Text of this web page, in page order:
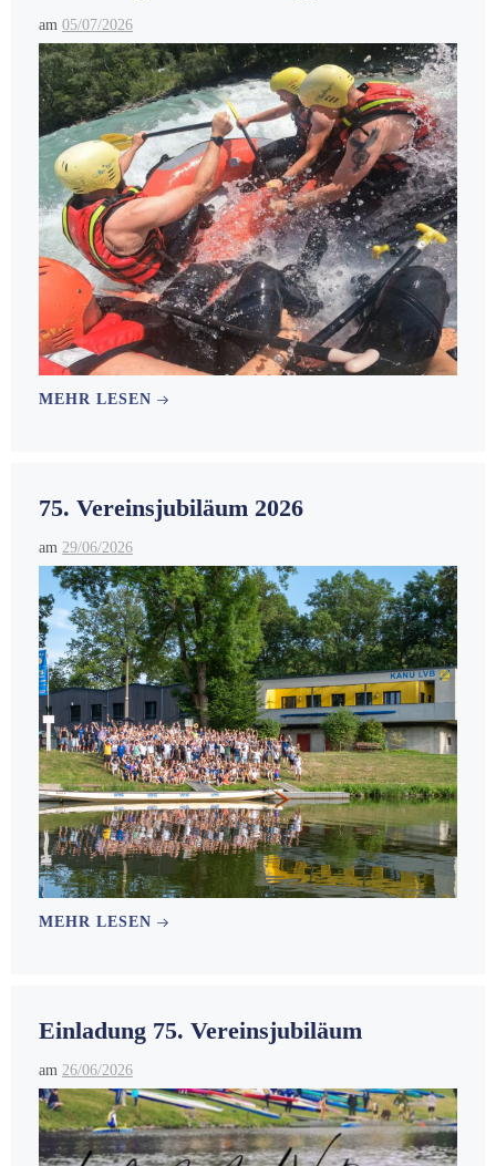
am 05/07/2026
MEHR LESEN
75. Vereinsjubiläum 2026
am 29/06/2026
MEHR LESEN
Einladung 75. Vereinsjubiläum
am 26/06/2026